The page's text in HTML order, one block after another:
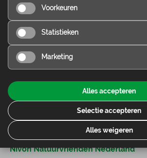
Contact
Nivon Natuurvrienden Nederland
Voorkeuren
Statistieken
Marketing
Alles accepteren
Selectie accepteren
Alles weigeren